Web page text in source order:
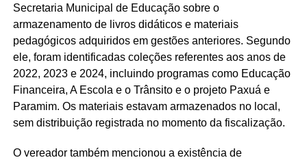
Secretaria Municipal de Educação sobre o
armazenamento de livros didáticos e materiais
pedagógicos adquiridos em gestões anteriores. Segundo
ele, foram identificadas coleções referentes aos anos de
2022, 2023 e 2024, incluindo programas como Educação
Financeira, A Escola e o Trânsito e o projeto Paxuá e
Paramim. Os materiais estavam armazenados no local,
sem distribuição registrada no momento da fiscalização.
O vereador também mencionou a existência de